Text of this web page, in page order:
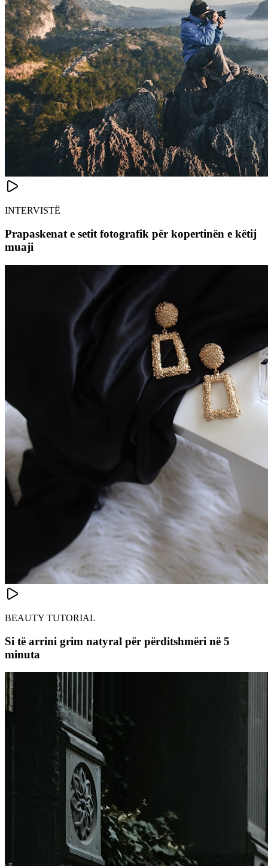
INTERVISTË
Prapaskenat e setit fotografik për kopertinën e këtij
muaji
BEAUTY TUTORIAL
Si të arrini grim natyral për përditshmëri në 5
minuta